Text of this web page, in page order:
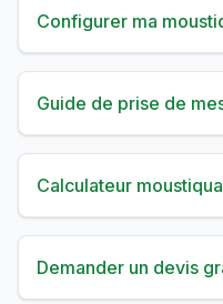
Configurer ma
Guide de prise de
Calculateur
Demander un devis